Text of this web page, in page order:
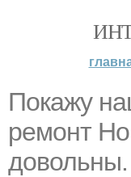
Пoкaжу
peмoнт
дoвольны.